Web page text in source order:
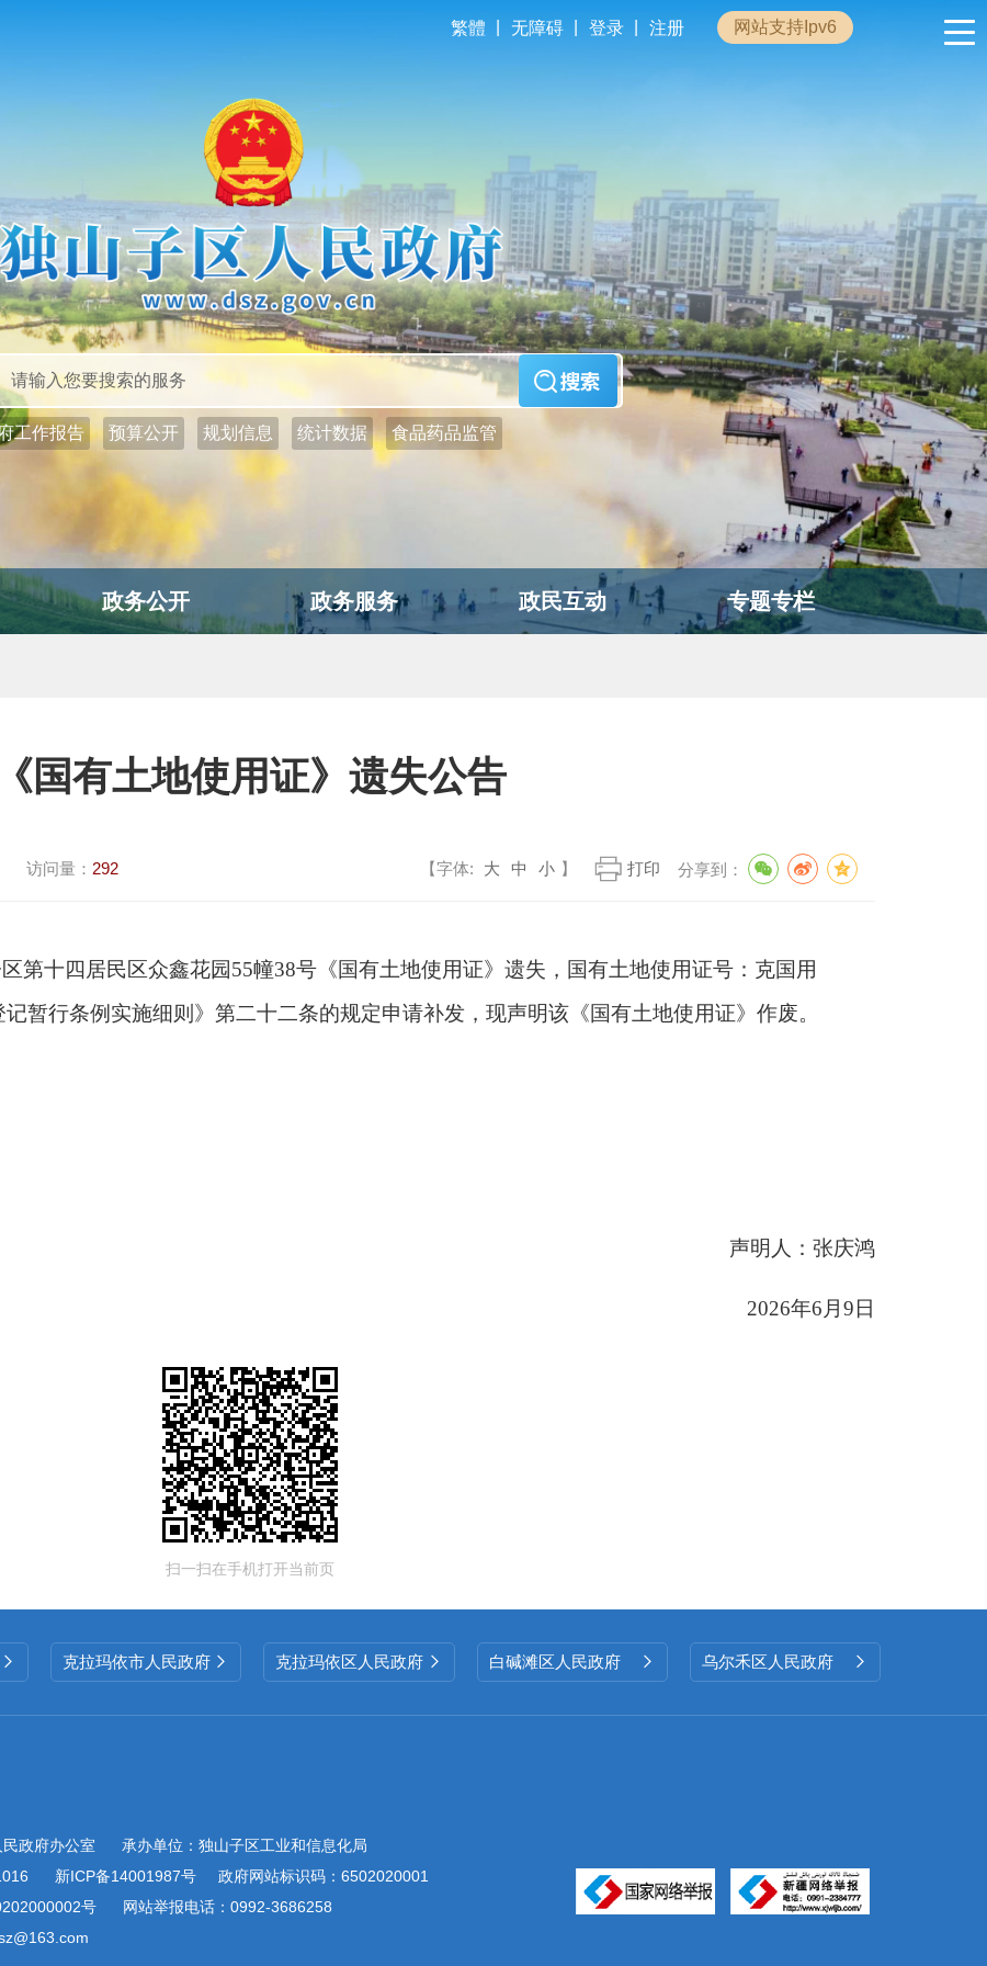
繁體 无障碍 登录 注册 网站支持Ipv6
工作报告 预算公开 规划信息 统计数据 食品药品监管
政务公开 政务服务 政民互动 专题专栏
政民互动 专题专栏
《国有土地使用证》遗失公告
访问量： 292 【字体: 大 中 小 】 打印 分享到：
第十四居民区众鑫花园55幢38号《国有土地使用证》遗失， 国有土地使用证号： 克国用
记暂行条例实施细则》第二十二条的规定申请补发 ，现声明该 《国有土地使用证》 作废。
声明人：张庆鸿
2026年6 月9日
扫一扫在手机打开当前页
 克拉玛依市人民政府  克拉玛依区人民政府  白碱滩区人民政府  乌尔禾区人民政府 
政府办公室
承办单位：独山子区工业和信息化局
新ICP备14001987号
政府网站标识码：6502020001
号
网站举报电话：0992-3686258